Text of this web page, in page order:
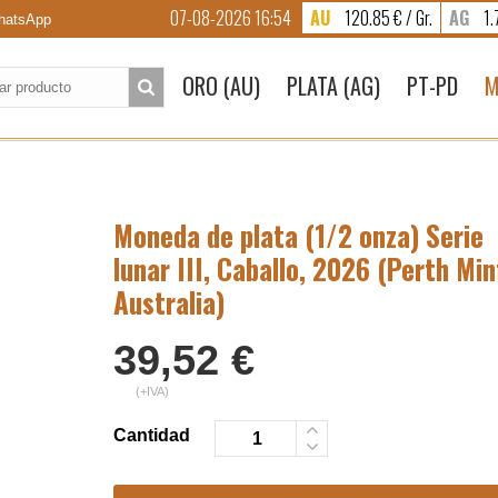
07-08-2026 16:54 AU 120.85 € / Gr. AG
ORO (AU) PLATA (AG) PT-PD
Moneda de plata (1/2 onza) Serie
lunar III, Caballo, 2026 (Perth
Australia)
39,52€
(+IVA)
Cantidad